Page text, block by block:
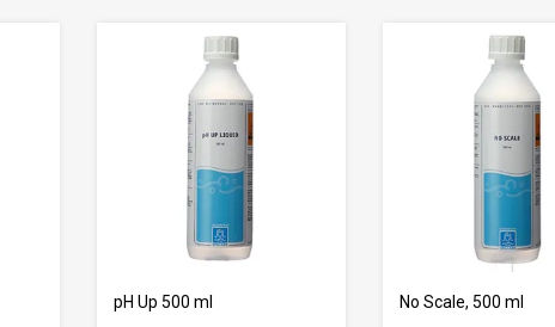
pH Up 500 ml No Scale, 500 ml